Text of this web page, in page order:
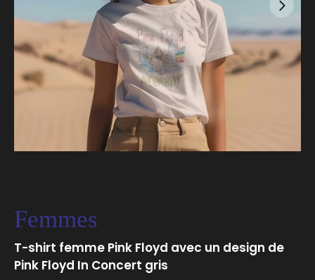
Femmes
T-shirt femme Pink Floyd avec un design de
Pink Floyd In Concert gris